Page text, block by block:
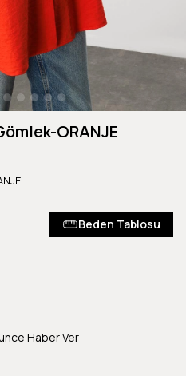
ORANJE
Beden Tablosu
Haber Ver